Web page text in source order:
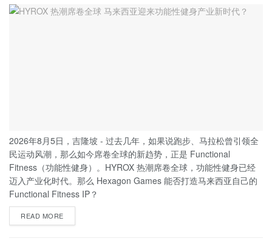
2026年8月5日，吉隆坡 - 过去几年，如果说跑步、马拉松曾引领全
民运动风潮，那么如今席卷全球的新趋势，正是 Functional
Fitness（功能性健身）。HYROX 热潮席卷全球，功能性健身已经
迈入产业化时代。那么 Hexagon Games 能否打造马来西亚自己的
Functional Fitness IP？
READ MORE